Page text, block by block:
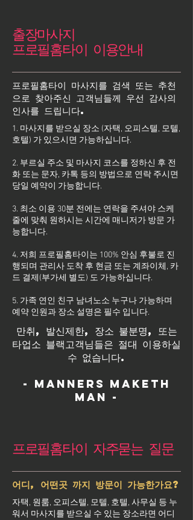
출장마사지
프로필홈타이 이용안내
프로필홈타이 마사지를 검색 또는 추천
으로 찾아주신 고객님들께 우선 감사의
인사를 드립니다.
1. 마사지를 받으실 장소 (자택, 오피스텔, 모텔,
호텔) 가 있으시면 가능하십니다.
2. 부르실 주소 및 마사지 코스를 정하신 후 전
화 또는 문자, 카톡 등의 방법으로 연락 주시면
당일 예약이 가능합니다.
3. 최소 이용 30분 전에는 연락을 주셔야 스케
줄에 맞춰 원하시는 시간에 매니저가 방문 가
능합니다.
4. 저희 프로필홈타이는 100% 안심 후불로 진
행되며 관리사 도착 후 현금 또는 계좌이체, 카
드 결제(부가세 별도) 도 가능하십니다.
5. 가족 연인 친구 남녀노소 누구나 가능하며
예약 인원과 장소 설명은 필수 입니다.
만취, 발신제한, 장소 불분명, 또는
타업소 블랙고객님들은 절대 이용하실
수 없습니다.
- Manners maketh
man -
프로필홈타이 자주묻는 질문
어디, 어떤곳 까지 방문이 가능한가요?
자택, 원룸, 오피스텔, 모텔, 호텔, 사무실 등 누
워서 마사지를 받으실 수 있는 장소라면 어디